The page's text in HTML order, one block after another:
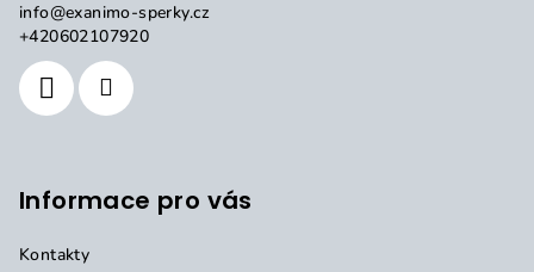
info@exanimo-sperky.cz
+420602107920
Informace pro vás
Kontakty